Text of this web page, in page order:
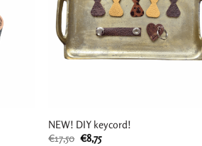
NEW! DIY keycord!
€17,50 Oorspronkelijke
€8,75Huidige